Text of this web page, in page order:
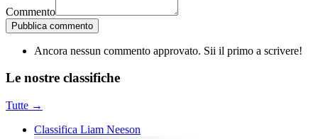
Commento
Pubblica commento
Ancora nessun commento approvato. Sii il primo a scrivere!
Le nostre classifiche
Tutte →
Classifica Liam Neeson